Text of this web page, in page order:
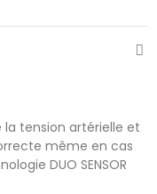
tension artérielle et
même en cas
DUO SENSOR